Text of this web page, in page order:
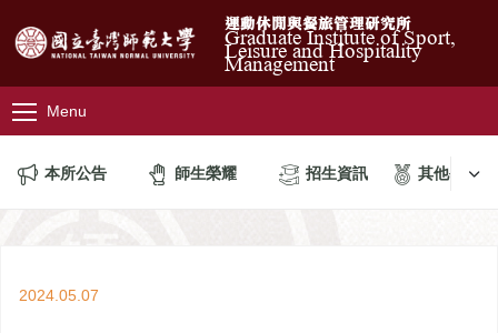
運動休閒與餐旅管理研究所
Graduate Institute of Sport,
Leisure and Hospitality
Management
Menu
本所公告 師生榮耀 招生資訊 其他公告
2024.05.07